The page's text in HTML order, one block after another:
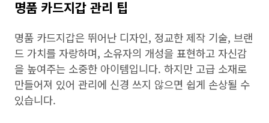
명품 카드지갑 관리 팁
명품 카드지갑은 뛰어난 디자인, 정교한 제작 기술, 브랜
드 가치를 자랑하며, 소유자의 개성을 표현하고 자신감
을 높여주는 소중한 아이템입니다. 하지만 고급 소재로
만들어져 있어 관리에 신경 쓰지 않으면 쉽게 손상될 수
있습니다.